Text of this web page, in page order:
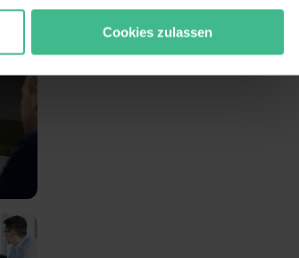
Verwendungszwecke zulassen, triff deine
zur Platzierung von Cookies der
Datenschutzniveau (EuGH –
die Zukunft ganz oder teilweise über
Weitere Informationen zu den
Cookies zulassen